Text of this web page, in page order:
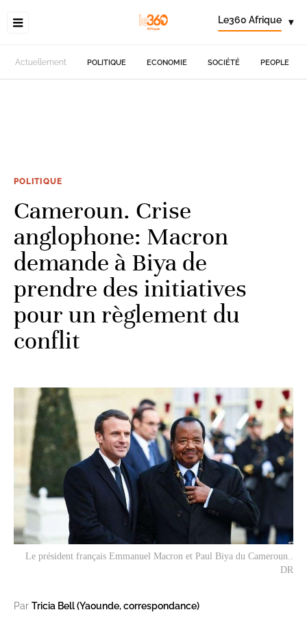
Le360 Afrique ▾
Actuellement POLITIQUE ECONOMIE SOCIÉTÉ PEOPLE
POLITIQUE
Cameroun. Crise
anglophone: Macron
demande à Biya de
prendre des initiatives
pour un règlement du
conflit
Le président français Emmanuel Macron et Paul Biya du Cameroun..
DR
Par Tricia Bell (Yaounde, correspondance)